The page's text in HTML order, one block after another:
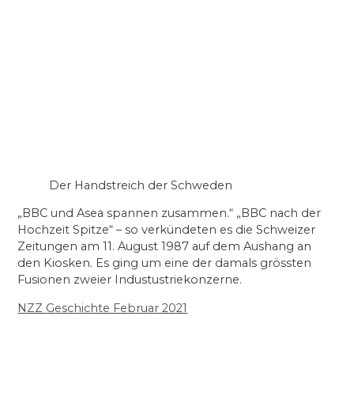
Der Handstreich der Schweden
„BBC und Asea spannen zusammen.“ „BBC nach der
Hochzeit Spitze“ – so verkündeten es die Schweizer
Zeitungen am 11. August 1987 auf dem Aushang an
den Kiosken. Es ging um eine der damals grössten
Fusionen zweier Industustriekonzerne.
NZZ Geschichte Februar 2021